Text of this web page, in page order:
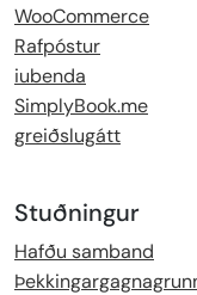
WooCommerce
Rafpóstur
iubenda
SimplyBook.me
greiðslugátt
Stuðningur
Hafðu samband